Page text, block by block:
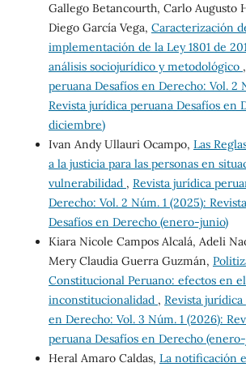
Gallego Betancourth, Carlo Augusto
Diego García Vega, Caracterización
implementación de la Ley 1801 de
análisis sociojurídico y metodológico ,
peruana Desafíos en Derecho: Vol. 2
Revista jurídica peruana Desafíos en
diciembre)
Ivan Andy Ullauri Ocampo, Las
a la justicia para las personas en
vulnerabilidad , Revista jurídica
Derecho: Vol. 2 Núm. 1 (2025):
Desafíos en Derecho (enero-junio)
Kiara Nicole Campos Alcalá, Adeli
Mery Claudia Guerra Guzmán,
Constitucional Peruano: efectos en
inconstitucionalidad , Revista
en Derecho: Vol. 3 Núm. 1 (2026):
peruana Desafíos en Derecho
Heral Amaro Caldas, La notificación